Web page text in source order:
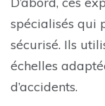
spécialisés qui
sécurisé. Ils
échelles
d’accidents.